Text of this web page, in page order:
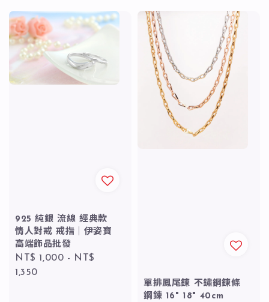
925 純銀 流線 經典款
情人對戒 戒指｜伊姿寶
高端飾品批發
Regular
price
NT$ 1,000 -
NT$
1,350
單排鳳尾鍊 不鏽鋼鍊條
鋼鍊 16" 18" 40cm